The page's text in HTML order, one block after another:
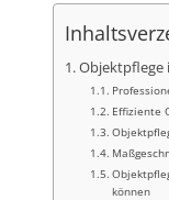
Objektpflege
Effiziente
können